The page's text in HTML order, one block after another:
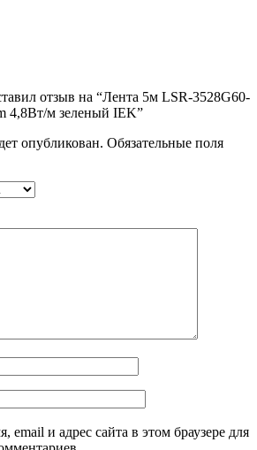
отзыв на “Лента 5м LSR-3528G60-
4,8Вт/м зеленый IEK”
опубликован. Обязательные поля
email и адрес сайта в этом браузере для